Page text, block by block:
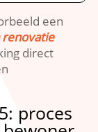
een
direct
proces